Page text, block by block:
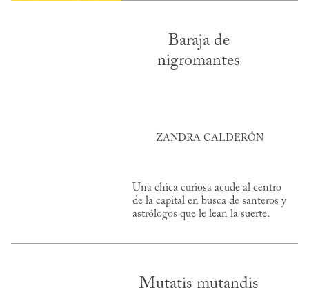
Baraja de
nigromantes
ZANDRA CALDERÓN
Una chica curiosa acude al centro
de la capital en busca de santeros y
astrólogos que le lean la suerte.
Mutatis mutandis